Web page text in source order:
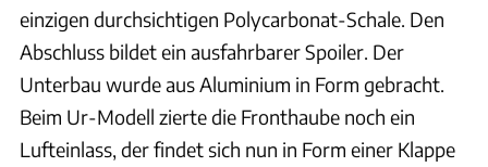
einzigen durchsichtigen Polycarbonat-Schale. Den
Abschluss bildet ein ausfahrbarer Spoiler. Der
Unterbau wurde aus Aluminium in Form gebracht.
Beim Ur-Modell zierte die Fronthaube noch ein
Lufteinlass, der findet sich nun in Form einer Klappe